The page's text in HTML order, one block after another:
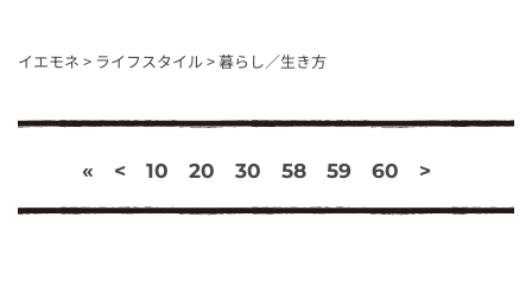
イエモネ > ライフスタイル>暮らし／生き方
« < 10 20 30 58 59 60 >